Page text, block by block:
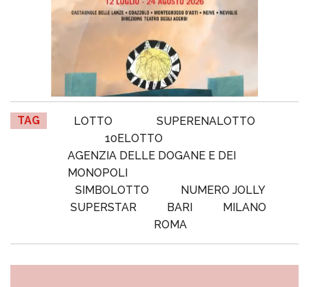
TAG LOTTO
SUPERENALOTTO
10ELOTTO
AGENZIA DELLE DOGANE E DEI
MONOPOLI
SIMBOLOTTO
NUMERO JOLLY
SUPERSTAR
BARI
MILANO
ROMA